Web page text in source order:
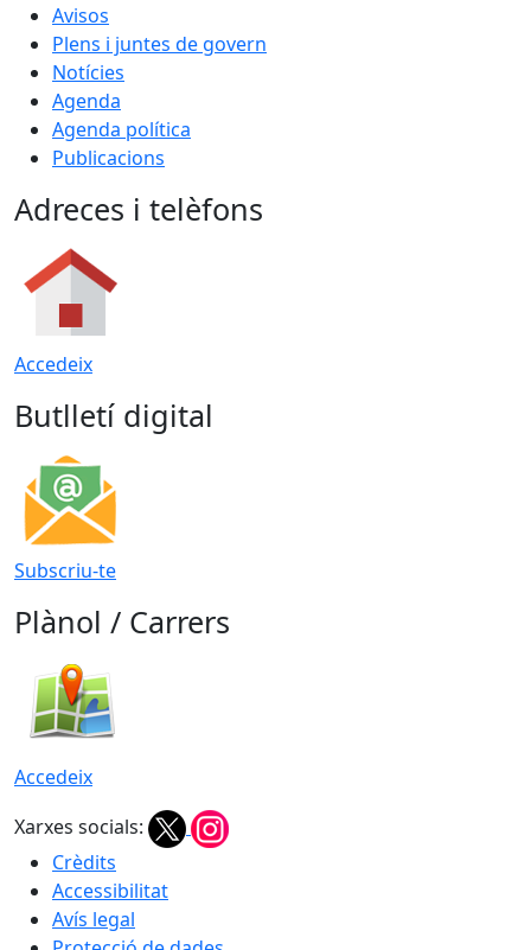
Avisos
Plens i juntes de govern
Notícies
Agenda
Agenda política
Publicacions
Adreces i telèfons
Accedeix
Butlletí digital
Subscriu-te
Plànol / Carrers
Accedeix
Xarxes socials:
Crèdits
Accessibilitat
Avís legal